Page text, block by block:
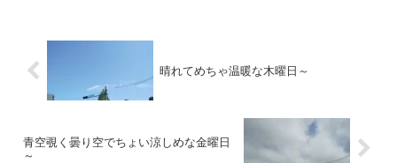
晴れてめちゃ温暖な木曜日～
青空覗く曇り空でちょい涼しめな金曜日
～